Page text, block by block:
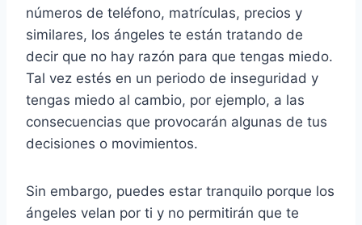
números de teléfono, matrículas, precios y
similares, los ángeles te están tratando de
decir que no hay razón para que tengas miedo.
Tal vez estés en un periodo de inseguridad y
tengas miedo al cambio, por ejemplo, a las
consecuencias que provocarán algunas de tus
decisiones o movimientos.
Sin embargo, puedes estar tranquilo porque los
ángeles velan por ti y no permitirán que te